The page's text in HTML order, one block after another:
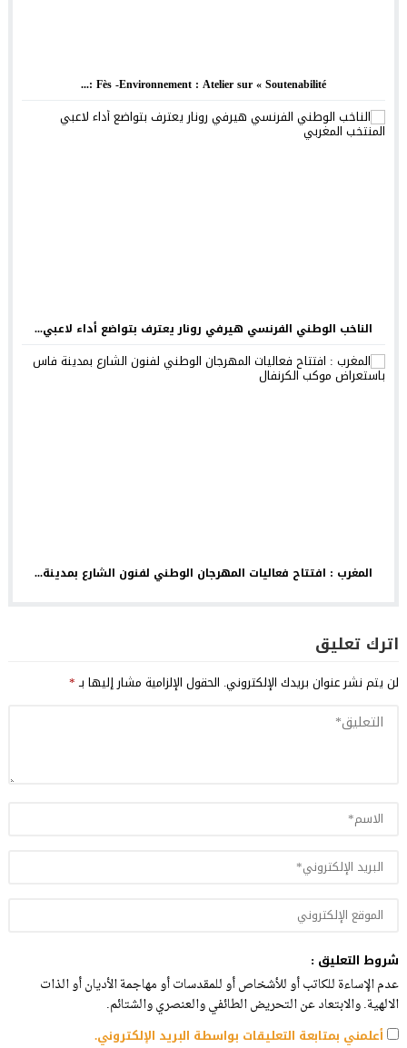
Fès -Environnement : Atelier sur « Soutenabilité :...
الناخب الوطني الفرنسي هيرفي رونار يعترف بتواضع أداء لاعبي...
المغرب : افتتاح فعاليات المهرجان الوطني لفنون الشارع بمدينة...
اترك تعليق
لن يتم نشر عنوان بريدك الإلكتروني. الحقول الإلزامية مشار إليها بـ*
شروط التعليق :
عدم الإساءة للكاتب أو للأشخاص أو للمقدسات أو مهاجمة الأديان أو الذات
الالهية. والابتعاد عن التحريض الطائفي والعنصري والشتائم.
أعلمني بمتابعة التعليقات بواسطة البريد الإلكتروني.